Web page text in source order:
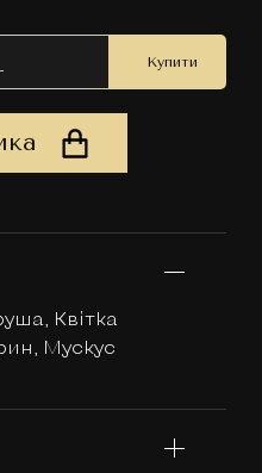
Купити
Квітка
Мускус